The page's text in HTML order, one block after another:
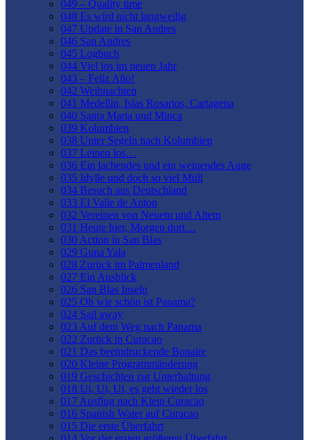
049 – Quality time
048 Es wird nicht langweilig
047 Update in San Andres
046 San Andres
045 Logbuch
044 Viel los im neuen Jahr
043 – Feliz Año!
042 Weihnachten
041 Medellin, Islas Rosarios, Cartagena
040 Santa Marta und Minca
039 Kolumbien
038 Unter Segeln nach Kolumbien
037 Leinen los…
036 Ein lachendes und ein weinendes Auge
035 Idylle und doch so viel Müll
034 Besuch aus Deutschland
033 El Valle de Anton
032 Vereinen von Neuem und Altem
031 Heute hier, Morgen dort…
030 Action in San Blas
029 Guna Yala
028 Zurück im Palmenland
027 Ein Ausblick
026 San Blas Inseln
025 Oh wie schön ist Panama?
024 Sail away
023 Auf dem Weg nach Panama
022 Zurück in Curacao
021 Das beeindruckende Bonaire
020 Kleine Programmänderung
019 Geschichten zur Unterhaltung
018 Ui, Ui, Ui, es geht wieder los
017 Ausflug nach Klein Curacao
016 Spanish Water auf Curacao
015 Die erste Überfahrt